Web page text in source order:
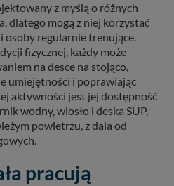
z myślą o różnych
dlatego mogą z niej korzystać
osoby regularnie trenujące.
fizycznej, każdy może
na desce na stojąco,
umiejętności i poprawiając
aktywności jest jej dostępność
wodny, wiosło i deska SUP,
powietrzu, z dala od
pracują